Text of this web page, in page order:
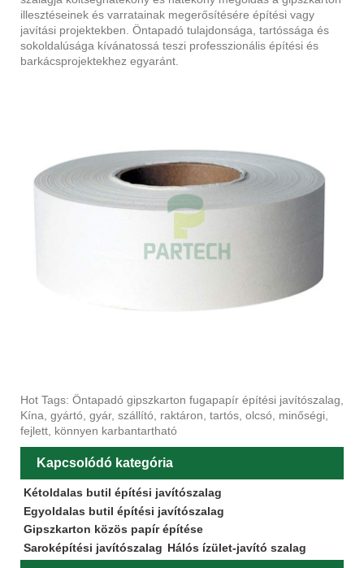
illesztéseinek és varratainak megerősítésére építési vagy
javítási projektekben. Öntapadó tulajdonsága, tartóssága és
sokoldalúsága kívánatossá teszi professzionális építési és
barkácsprojektekhez egyaránt.
Hot Tags: Öntapadó gipszkarton fugapapír építési javítószalag,
Kína, gyártó, gyár, szállító, raktáron, tartós, olcsó, minőségi,
fejlett, könnyen karbantartható
Kapcsolódó kategória
Kétoldalas butil építési javítószalag
Egyoldalas butil építési javítószalag
Gipszkarton közös papír építése
Saroképítési javítószalag Hálós ízület-javító szalag